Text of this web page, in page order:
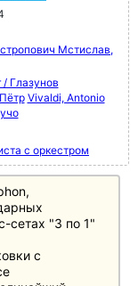
Мстислав,
Глазунов
Vivaldi, Antonio
с оркестром
сетах "3 по 1"
с